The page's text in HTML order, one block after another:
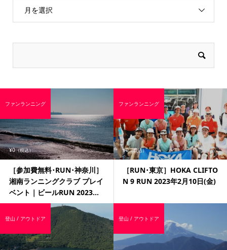
月を選択
¥0（税込）
［参加費無料･RUN･神奈川］
湘南ランニングクラブ プレイ
ベント｜ビールRUN 2023...
ファンランニング
¥0（税込）
［RUN･東京］HOKA CLIFTO
N 9 RUN 2023年2月10日(金)
ファンランニング
登山 / アウトドア 登山 / アウトドア